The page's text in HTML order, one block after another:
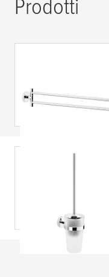
Prodotti
bracci Exxcellent,
cromato, design
senza tempo